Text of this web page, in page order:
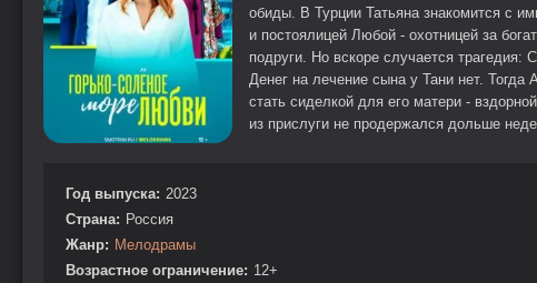
обиды. В Турции Татьяна знакомится с
и постоялицей Любой - охотницей за
подруги. Но вскоре случается
Денег на лечение сына у Тани нет.
стать сиделкой для его матери -
из прислуги не продержался дольше
Год выпуска: 2023
Страна: Россия
Жанр: Мелодрамы
Возрастное ограничение: 12+